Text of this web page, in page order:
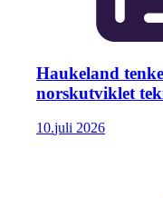
Haukeland
norskutviklet
10.juli 2026